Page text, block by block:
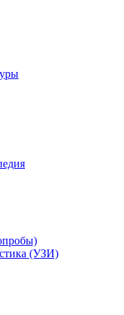
(УЗИ)